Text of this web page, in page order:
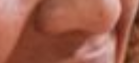
nous sommes engagés dans
climatisons tous les espaces
établissements situés dans les